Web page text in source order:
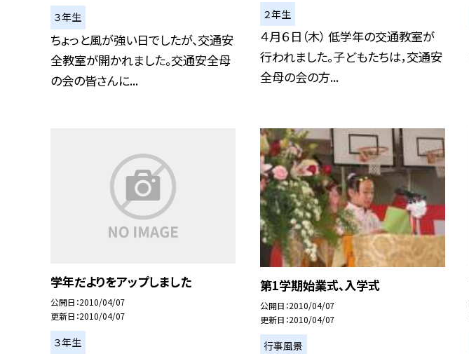
３年生
ちょっと風が強い日でしたが、交通安
全教室が開かれました。交通安全母
の会の皆さんに...
２年生
４月６日（木） 低学年の交通教室が
行われました。子どもたちは，交通安
全母の会の方...
学年だよりをアップしました
公開日 2010/04/07
更新日 2010/04/07
３年生
第1学期始業式、入学式
公開日 2010/04/07
更新日 2010/04/07
行事風景